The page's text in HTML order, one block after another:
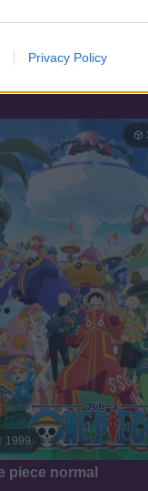
Privacy Policy
2012
1999
piece normal